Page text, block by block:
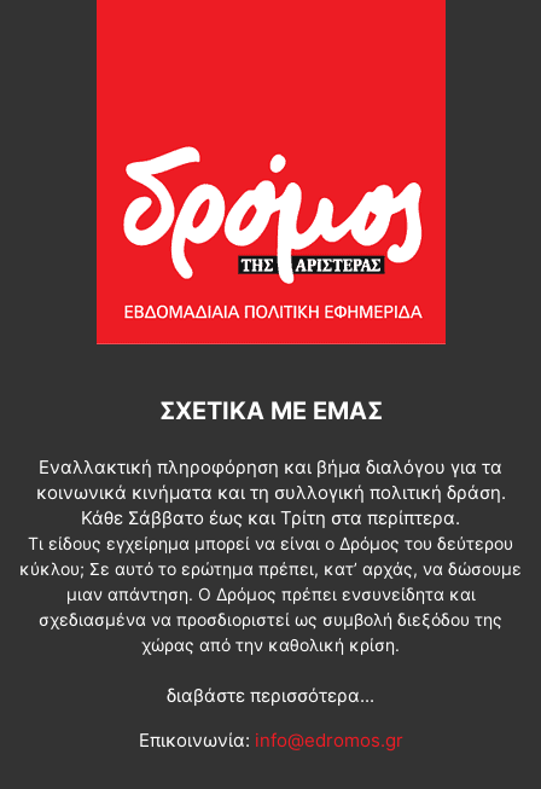
ΣΧΕΤΙΚΆ ΜΕ ΕΜΆΣ
Εναλλακτική πληροφόρηση και βήμα διαλόγου για τα
κοινωνικά κινήματα και τη συλλογική πολιτική δράση.
Κάθε Σάββατο έως και Τρίτη στα περίπτερα.
Τι είδους εγχείρημα μπορεί να είναι ο Δρόμος του δεύτερου
κύκλου; Σε αυτό το ερώτημα πρέπει, κατ’ αρχάς, να δώσουμε
μιαν απάντηση. Ο Δρόμος πρέπει ενσυνείδητα και
σχεδιασμένα να προσδιοριστεί ως συμβολή διεξόδου της
χώρας από την καθολική κρίση.
διαβάστε περισσότερα...
Επικοινωνία: info@edromos.gr